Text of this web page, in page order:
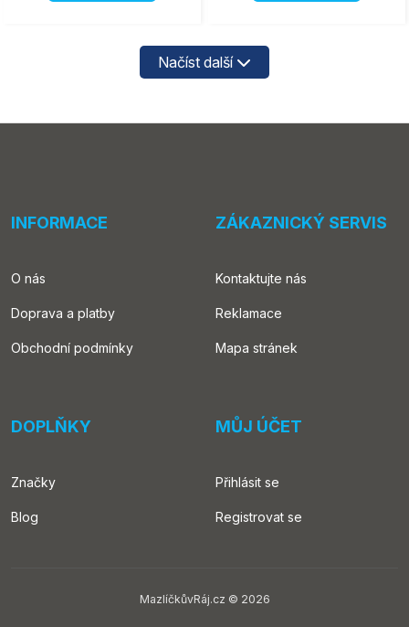
Načíst další
INFORMACE
O nás
Doprava a platby
Obchodní podmínky
ZÁKAZNICKÝ SERVIS
Kontaktujte nás
Reklamace
Mapa stránek
DOPLŇKY
Značky
Blog
MŮJ ÚČET
Přihlásit se
Registrovat se
MazlíčkůvRáj.cz © 2026